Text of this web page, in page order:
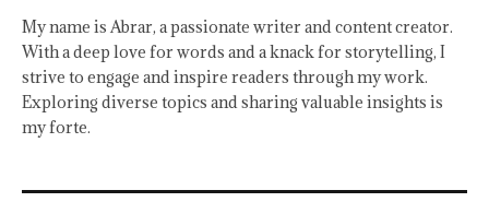
My name is Abrar, a passionate writer and content creator.
With a deep love for words and a knack for storytelling, I
strive to engage and inspire readers through my work.
Exploring diverse topics and sharing valuable insights is
my forte.